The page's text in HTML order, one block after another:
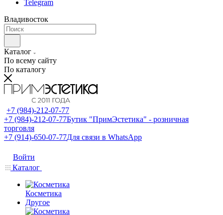
Telegram
Владивосток
Каталог
По всему сайту
По каталогу
+7 (984)-212-07-77
+7 (984)-212-07-77Бутик "ПримЭстетика" - розничная
торговля
+7 (914)-650-07-77Для связи в WhatsApp
Войти
Каталог
Косметика
Другое